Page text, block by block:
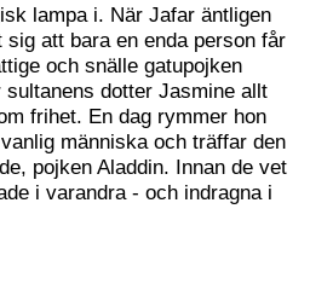
lampa i. När Jafar äntligen
att bara en enda person får
och snälle gatupojken
dotter Jasmine allt
frihet. En dag rymmer hon
människa och träffar den
pojken Aladdin. Innan de vet
i varandra - och indragna i